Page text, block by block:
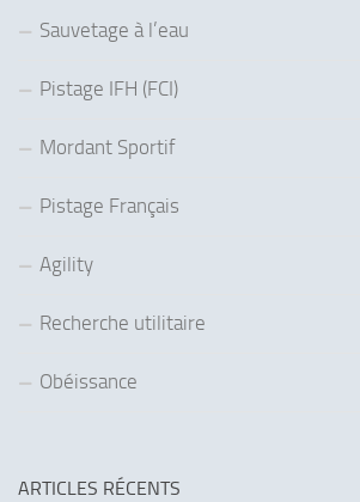
Sauvetage à l’eau
Pistage IFH (FCI)
Mordant Sportif
Pistage Français
Agility
Recherche utilitaire
Obéissance
ARTICLES RÉCENTS